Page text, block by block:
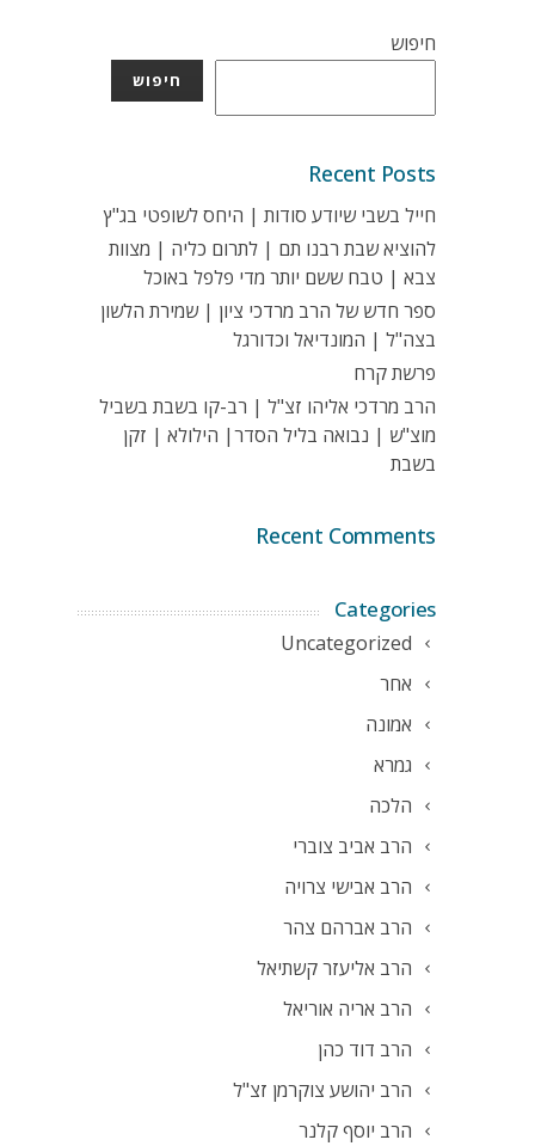
חיפוש
חיפוש
Recent Posts
חייל בשבי שיודע סודות | היחס לשופטי בג"ץ
להוציא שבת רבנו תם | לתרום כליה | מצוות
צבא | טבח ששם יותר מדי פלפל באוכל
ספר חדש של הרב מרדכי ציון | שמירת הלשון
בצה"ל | המונדיאל וכדורגל
פרשת קרח
הרב מרדכי אליהו זצ"ל | רב-קו בשבת בשביל
מוצ"ש | נבואה בליל הסדר| הילולא | זקן
בשבת
Recent Comments
Categories
Uncategorized
אחר
אמונה
גמרא
הלכה
הרב אביב צוברי
הרב אבישי צרויה
הרב אברהם צהר
הרב אליעזר קשתיאל
הרב אריה אוריאל
הרב דוד כהן
הרב יהושע צוקרמן זצ"ל
הרב יוסף קלנר